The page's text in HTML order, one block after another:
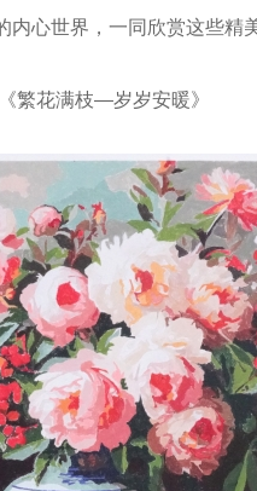
心世界，一同欣赏这些精
繁花满枝—岁岁安暖》